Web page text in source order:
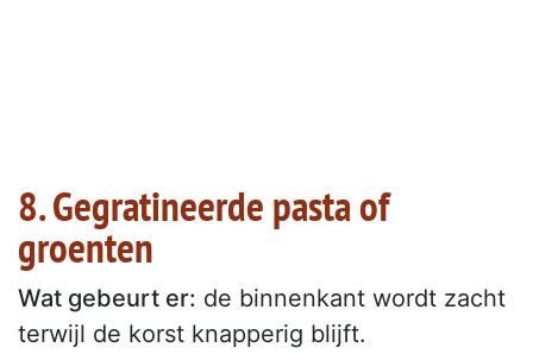
8. Gegratineerde pasta of
groenten
Wat gebeurt er: de binnenkant wordt zacht
terwijl de korst knapperig blijft.